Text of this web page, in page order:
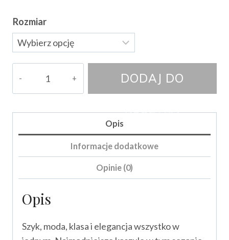
Rozmiar
DODAJ DO
KOSZYKA
Opis
Informacje dodatkowe
Opinie (0)
Opis
Szyk, moda, klasa i elegancja wszystko w